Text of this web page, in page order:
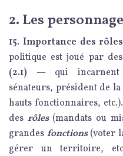
2. Les
15. Importance des
politique est joué par des
(2.1) — qui
sénateurs, président de
hauts fonctionnaires,
des rôles (mandats ou
grandes fonctions(voter
gérer un territoire,